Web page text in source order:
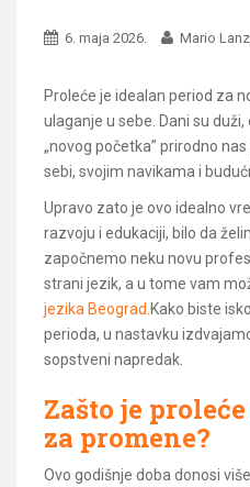
6. maja 2026. Mario
Proleće je idealan period za
ulaganje u sebe. Dani su
„novog početka” prirodno
sebi, svojim navikama i
Upravo zato je ovo idealno
razvoju i edukaciji, bilo da
započnemo neku novu
strani jezik, a u tome vam
jezika Beograd .Kako biste
perioda, u nastavku
sopstveni napredak.
Zašto je
za promene?
Ovo godišnje doba donosi